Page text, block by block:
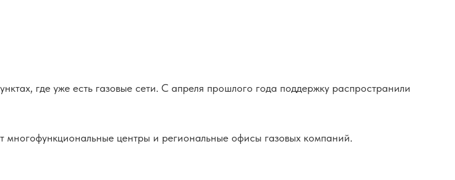
где уже есть газовые сети. С апреля прошлого года поддержку распространили
многофункциональные центры и региональные офисы газовых компаний.